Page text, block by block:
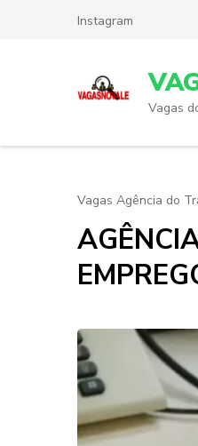
Instagram
Vagas
Vagas Agência do